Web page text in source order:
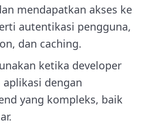
mendapatkan akses ke
autentikasi pengguna,
dan caching.
ketika developer
dengan
yang kompleks, baik